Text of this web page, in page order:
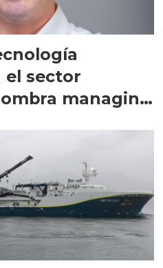
el sector
managing